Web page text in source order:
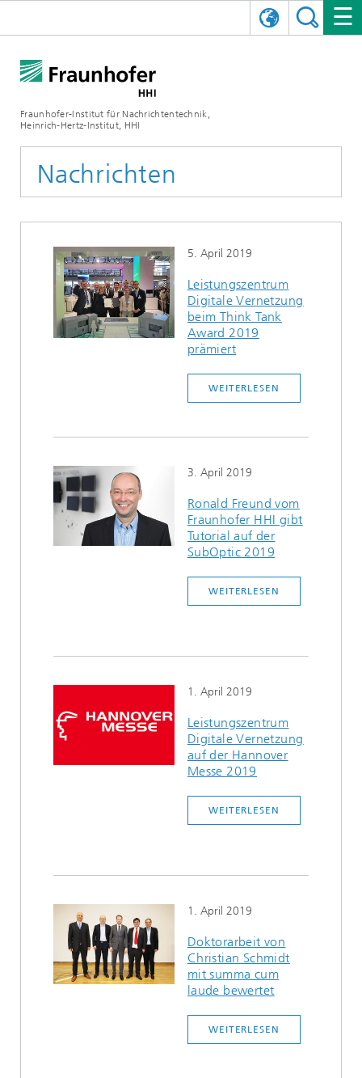
Fraunhofer-Institut für Nachrichtentechnik,
Heinrich-Hertz-Institut, HHI
Organisationsplan
Forschungsbereiche
AI & Video
Kommunikation & Netze
Photonische Komponenten & Systeme
Qualitätsmanagement
Kuratorium
Leistungszentrum Digitale Vernetzung
Biografie von Heinrich Hertz
Die wichtigsten Experimente von Heinrich Hertz
Mobilität
Kompression
Multimedia
Digitaler Zwilling
5G, Fiber and Beyond
Sensorik
Videokommunikation und Applikationen
Vision and Imaging Technologies
Künstliche Intelligenz
KOMMUNIKATION & NETZE
Drahtlose Kommunikation und Netze
Photonische Netze und Systeme
PHOTONISCHE KOMPONENTEN & SYSTEME
Hybride Integration und Sensorik
InP und HF
NACHRICHTEN
Archiv
PRESSEMITTEILUNGEN
JAHRESBERICHTE
VERANSTALTUNGEN
SHOWROOMS
SCIENCE TECH SPACE
KARRIERE
UNSERE STELLEN
WEITERE INFOS ZUM FRAUNHOFER HHI ALS ARBEITGEBER
Nachrichten
5. April 2019
Leistungszentrum
Digitale Vernetzung
beim Think Tank
Award 2019
prämiert
WEITERLESEN
3. April 2019
Ronald Freund vom
Fraunhofer HHI gibt
Tutorial auf der
SubOptic 2019
WEITERLESEN
1. April 2019
Leistungszentrum
Digitale Vernetzung
auf der Hannover
Messe 2019
WEITERLESEN
1. April 2019
Doktorarbeit von
Christian Schmidt
mit summa cum
laude bewertet
WEITERLESEN